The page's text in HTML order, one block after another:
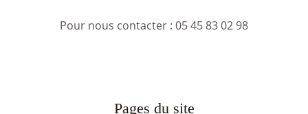
Pour nous contacter : 05 45 83 02 98
Pages du site